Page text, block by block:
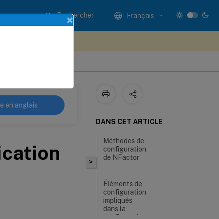
Rechercher Français
en anglais
>
DANS CET ARTICLE
Méthodes de
configuration
de NFactor
Éléments de
configuration
impliqués
dans la
configuration
×